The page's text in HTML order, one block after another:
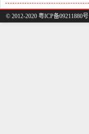
© 2012-2020 粤ICP备09211880号 |